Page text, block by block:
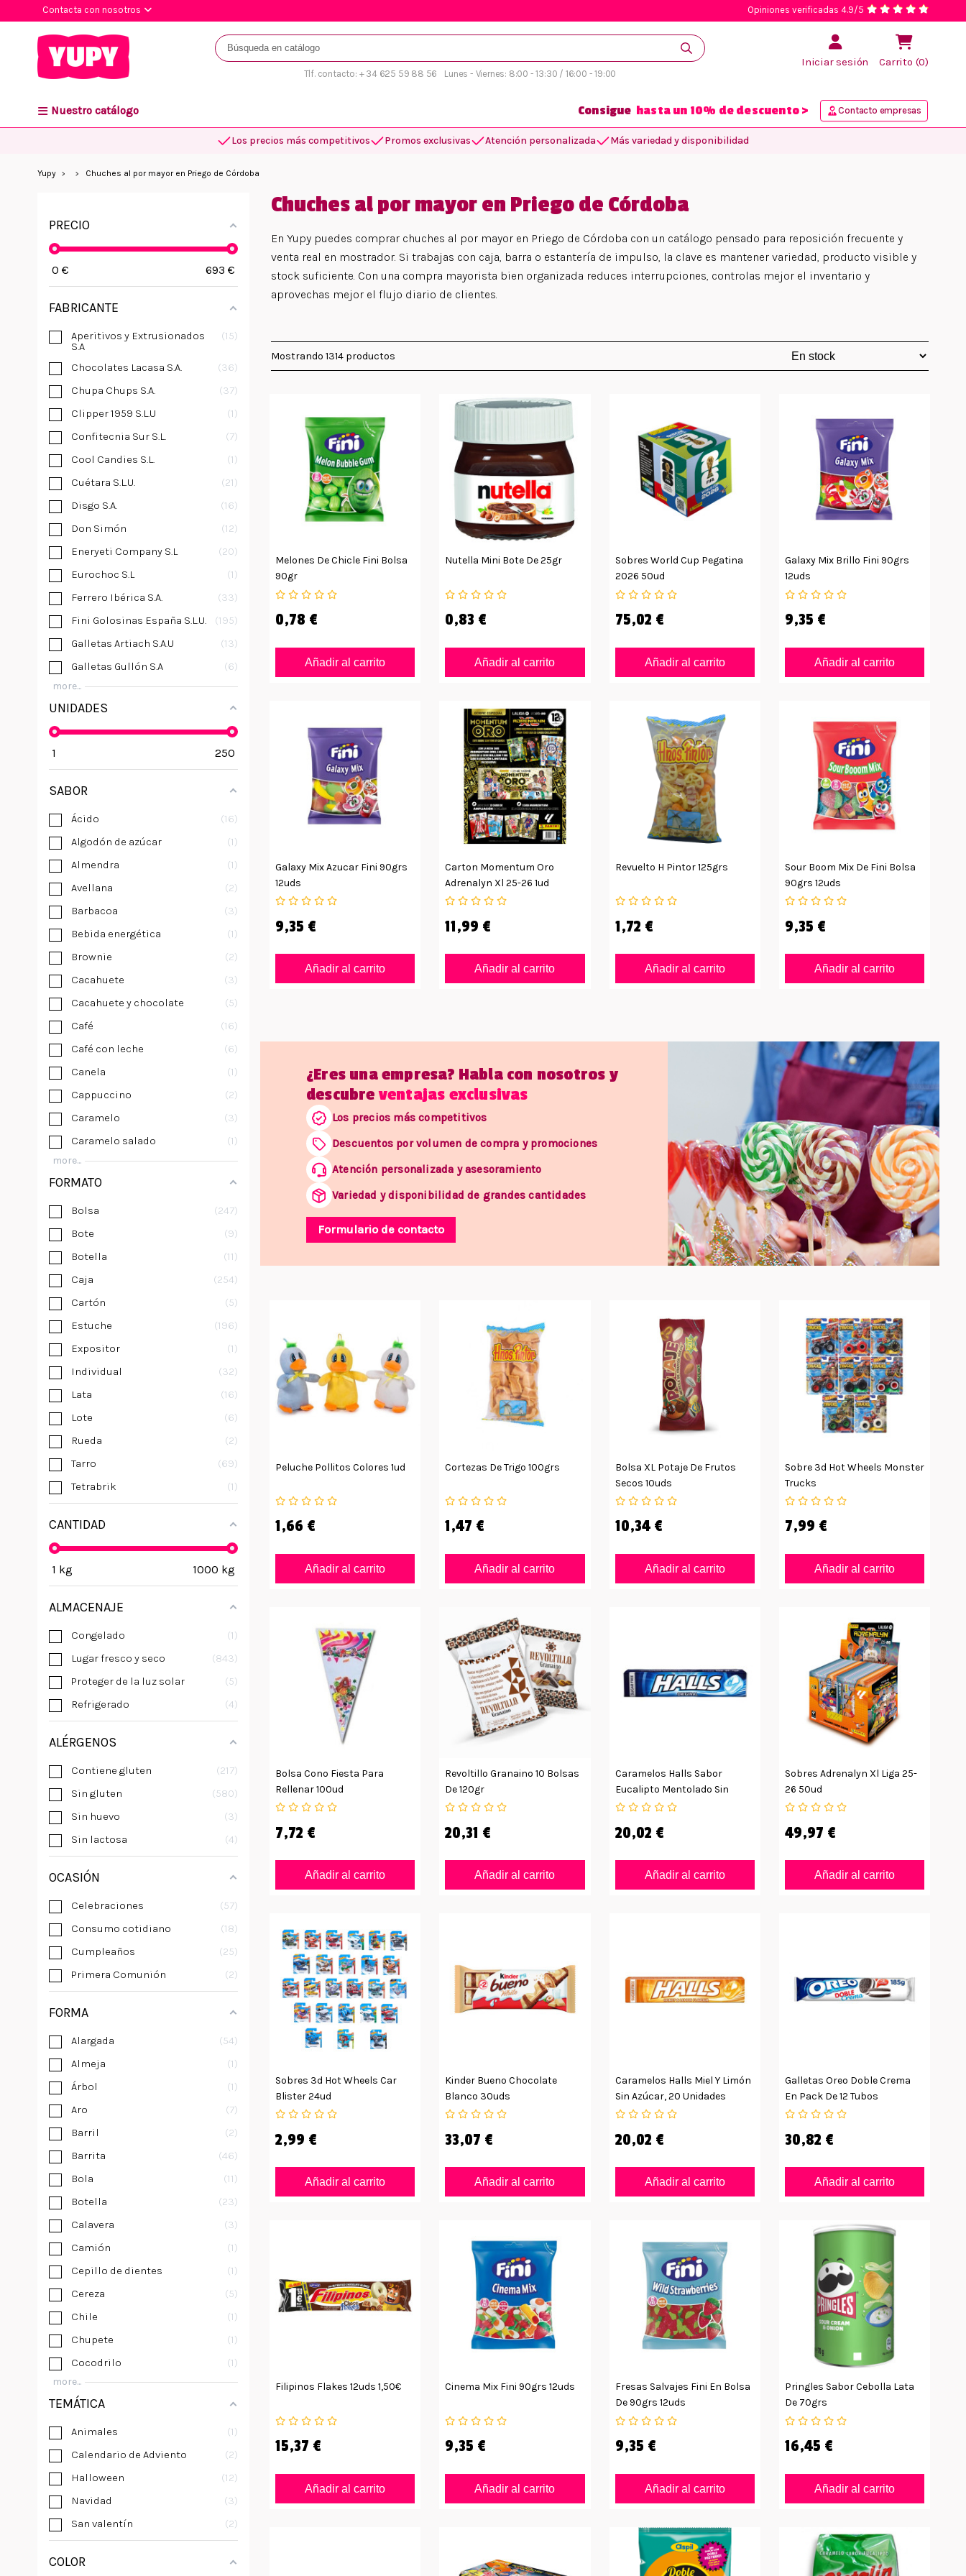
Contacta con nosotros Opiniones verificadas 4.9/5
Tlf. contacto: + 34 625 59 88 56 Lunes - Viernes: 8:00 - 13:30 / 16:00 - 19:00
Iniciar sesión Carrito (0)
Nuestro catálogo Consigue hasta un 10% de descuento > Contacto empresas
Los precios más competitivos Promos exclusivas Atención personalizada Más variedad y disponibilidad
Yupy Chuches al por mayor en Priego de Córdoba
PRECIO
0 € 693 €
FABRICANTE
Aperitivos y Extrusionados
S.A
15
Chocolates Lacasa S.A.
36
Chupa Chups S.A.
37
Clipper 1959 S.L.U
1
Confitecnia Sur S.L.
7
Cool Candies S.L.
1
Cuétara S.L.U.
21
Disgo S.A.
16
Don Simón
12
Eneryeti Company S.L
20
Eurochoc S.L
1
Ferrero Ibérica S.A.
33
Fini Golosinas España S.L.U.
195
Galletas Artiach S.A.U
13
Galletas Gullón S.A
6
more...
UNIDADES
1 250
SABOR
Ácido
16
Algodón de azúcar
1
Almendra
1
Avellana
2
Barbacoa
3
Bebida energética
1
Brownie
2
Cacahuete
3
Cacahuete y chocolate
5
Café
16
Café con leche
6
Canela
1
Cappuccino
2
Caramelo
3
Caramelo salado
1
more...
FORMATO
Bolsa
247
Bote
9
Botella
11
Caja
254
Cartón
5
Estuche
196
Expositor
1
Individual
32
Lata
16
Lote
6
Rueda
2
Tarro
69
Tetrabrik
1
CANTIDAD
1 kg 1000 kg
ALMACENAJE
Congelado
1
Lugar fresco y seco
843
Proteger de la luz solar
5
Refrigerado
4
ALÉRGENOS
Contiene gluten
217
Sin gluten
580
Sin huevo
3
Sin lactosa
4
OCASIÓN
Celebraciones
57
Consumo cotidiano
18
Cumpleaños
25
Primera Comunión
2
FORMA
Alargada
54
Almeja
1
Árbol
1
Aro
7
Barril
2
Barrita
46
Bola
11
Botella
23
Calavera
3
Camión
1
Cepillo de dientes
1
Cereza
5
Chile
1
Chupete
1
Cocodrilo
1
more...
TEMÁTICA
Animales
1
Calendario de Adviento
2
Halloween
12
Navidad
3
San valentín
2
COLOR
Chuches al por mayor en Priego de Córdoba
En Yupy puedes comprar chuches al por mayor en Priego de Córdoba con un catálogo pensado para reposición frecuente y
venta real en mostrador. Si trabajas con caja, barra o estantería de impulso, la clave es mantener variedad, producto visible y
stock suficiente. Con una compra mayorista bien organizada reduces interrupciones, controlas mejor el inventario y
aprovechas mejor el flujo diario de clientes.
Mostrando 1314 productos
Melones De Chicle Fini Bolsa
90gr
0,78 €
Añadir al carrito
Nutella Mini Bote De 25gr
0,83 €
Añadir al carrito
Sobres World Cup Pegatina
2026 50ud
75,02 €
Añadir al carrito
Galaxy Mix Brillo Fini 90grs
12uds
9,35 €
Añadir al carrito
Galaxy Mix Azucar Fini 90grs
12uds
9,35 €
Añadir al carrito
Carton Momentum Oro
Adrenalyn Xl 25-26 1ud
11,99 €
Añadir al carrito
Revuelto H Pintor 125grs
1,72 €
Añadir al carrito
Sour Boom Mix De Fini Bolsa
90grs 12uds
9,35 €
Añadir al carrito
¿Eres una empresa? Habla con nosotros y
descubreventajas exclusivas
Los precios más competitivos
Descuentos por volumen de compra y promociones
Atención personalizada y asesoramiento
Variedad y disponibilidad de grandes cantidades
Formulario de contacto
Peluche Pollitos Colores 1ud
1,66 €
Añadir al carrito
Cortezas De Trigo 100grs
1,47 €
Añadir al carrito
Bolsa XL Potaje De Frutos
Secos 10uds
10,34 €
Añadir al carrito
Sobre 3d Hot Wheels Monster
Trucks
7,99 €
Añadir al carrito
Bolsa Cono Fiesta Para
Rellenar 100ud
7,72 €
Añadir al carrito
Revoltillo Granaino 10 Bolsas
De 120gr
20,31 €
Añadir al carrito
Caramelos Halls Sabor
Eucalipto Mentolado Sin
Azúcar
20,02 €
Añadir al carrito
Sobres Adrenalyn Xl Liga 25-
26 50ud
49,97 €
Añadir al carrito
Sobres 3d Hot Wheels Car
Blister 24ud
2,99 €
Añadir al carrito
Kinder Bueno Chocolate
Blanco 30uds
33,07 €
Añadir al carrito
Caramelos Halls Miel Y Limón
Sin Azúcar, 20 Unidades
20,02 €
Añadir al carrito
Galletas Oreo Doble Crema
En Pack De 12 Tubos
30,82 €
Añadir al carrito
Filipinos Flakes 12uds 1,50€
15,37 €
Añadir al carrito
Cinema Mix Fini 90grs 12uds
9,35 €
Añadir al carrito
Fresas Salvajes Fini En Bolsa
De 90grs 12uds
9,35 €
Añadir al carrito
Pringles Sabor Cebolla Lata
De 70grs
16,45 €
Añadir al carrito